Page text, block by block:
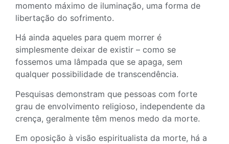
momento máximo de iluminação, uma forma de
libertação do sofrimento.
Há ainda aqueles para quem morrer é
simplesmente deixar de existir – como se
fossemos uma lâmpada que se apaga, sem
qualquer possibilidade de transcendência.
Pesquisas demonstram que pessoas com forte
grau de envolvimento religioso, independente da
crença, geralmente têm menos medo da morte.
Em oposição à visão espiritualista da morte, há a